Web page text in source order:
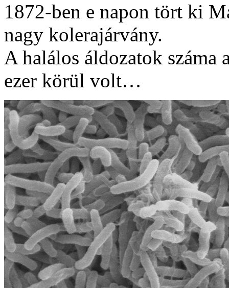
1872-ben e napon tört ki
nagy kolerajárvány.
A halálos áldozatok száma
ezer körül volt…